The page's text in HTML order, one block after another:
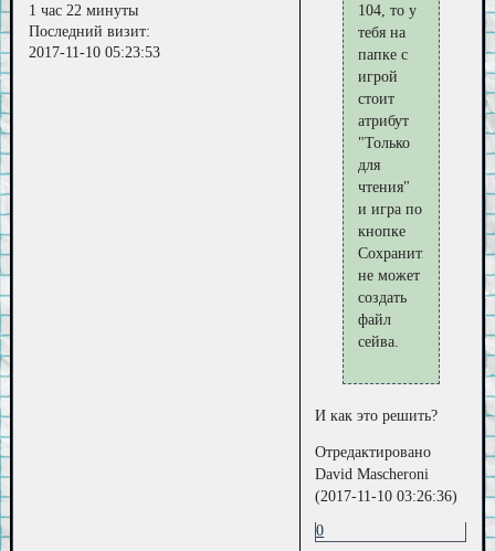
1 час 22 минуты
Последний визит:
2017-11-10 05:23:53
104, то у
тебя на
папке с
игрой
стоит
атрибут
"Только
для
чтения"
и игра по
кнопке
Сохранить
не может
создать
файл
сейва.
И как это решить?
Отредактировано
David Mascheroni
(2017-11-10 03:26:36)
0